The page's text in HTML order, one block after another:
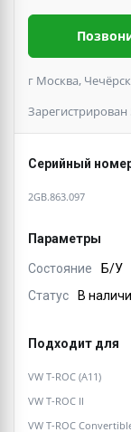
г Москва,
Зарегистрирован
Серийный
2GB.863.097
Параметры
Состояние
Б/У
Статус
В
Подходит для
VW T-ROC (A11)
VW T-ROC II
VW T-ROC